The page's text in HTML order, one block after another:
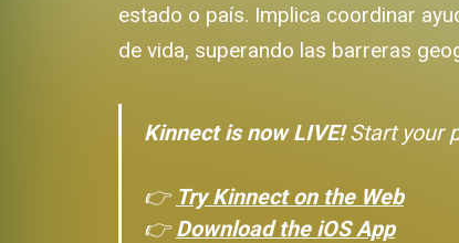
estado o país. Implica coordinar
de vida, superando las barreras
Kinnect is now LIVE!Start your
👉 Try Kinnect on the Web
👉Download the iOS App